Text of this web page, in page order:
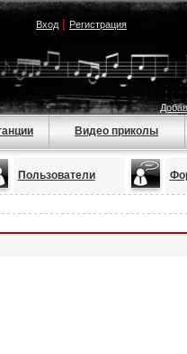
Вход| Регистрация
Видео приколы
Пользователи